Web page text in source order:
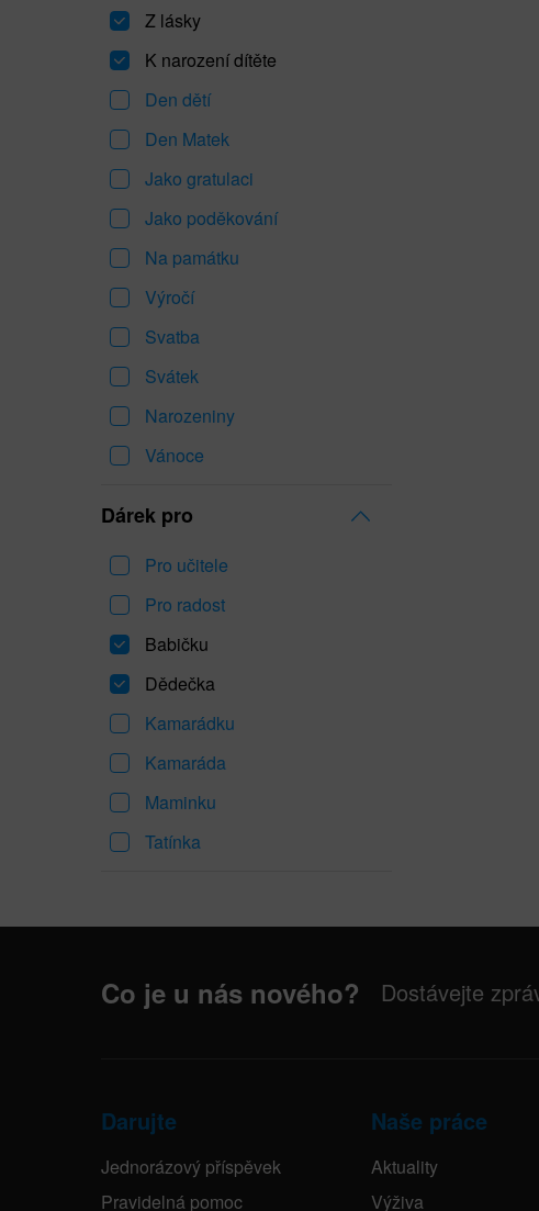
Z lásky
K narození dítěte
Den dětí
Den Matek
Jako gratulaci
Jako poděkování
Na památku
Výročí
Svatba
Svátek
Narozeniny
Vánoce
Dárek pro
Pro učitele
Pro radost
Babičku
Dědečka
Kamarádku
Kamaráda
Maminku
Tatínka
Co je u nás nového? Dostávejte
Darujte
Jednorázový příspěvek
Pravidelná pomoc
Naše práce
Aktuality
Výživa